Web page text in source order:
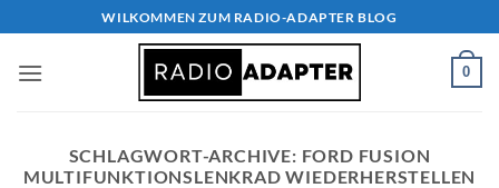
Inhalt
springen
WILKOMMEN ZUM RADIO-ADAPTER BLOG
0
SCHLAGWORT-ARCHIVE: FORD FUSION
MULTIFUNKTIONSLENKRAD WIEDERHERSTELLEN